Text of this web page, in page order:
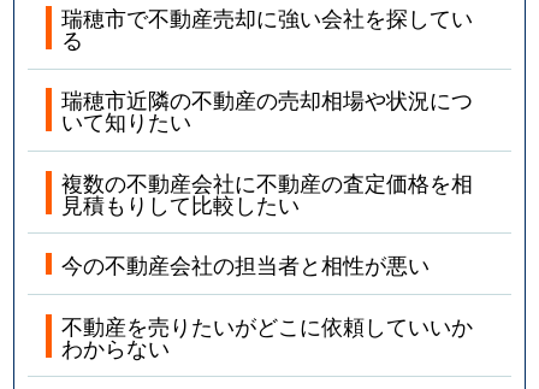
瑞穂市で不動産売却に強い会社を探してい
る
瑞穂市近隣の不動産の売却相場や状況につ
いて知りたい
複数の不動産会社に不動産の査定価格を相
見積もりして比較したい
今の不動産会社の担当者と相性が悪い
不動産を売りたいがどこに依頼していいか
わからない